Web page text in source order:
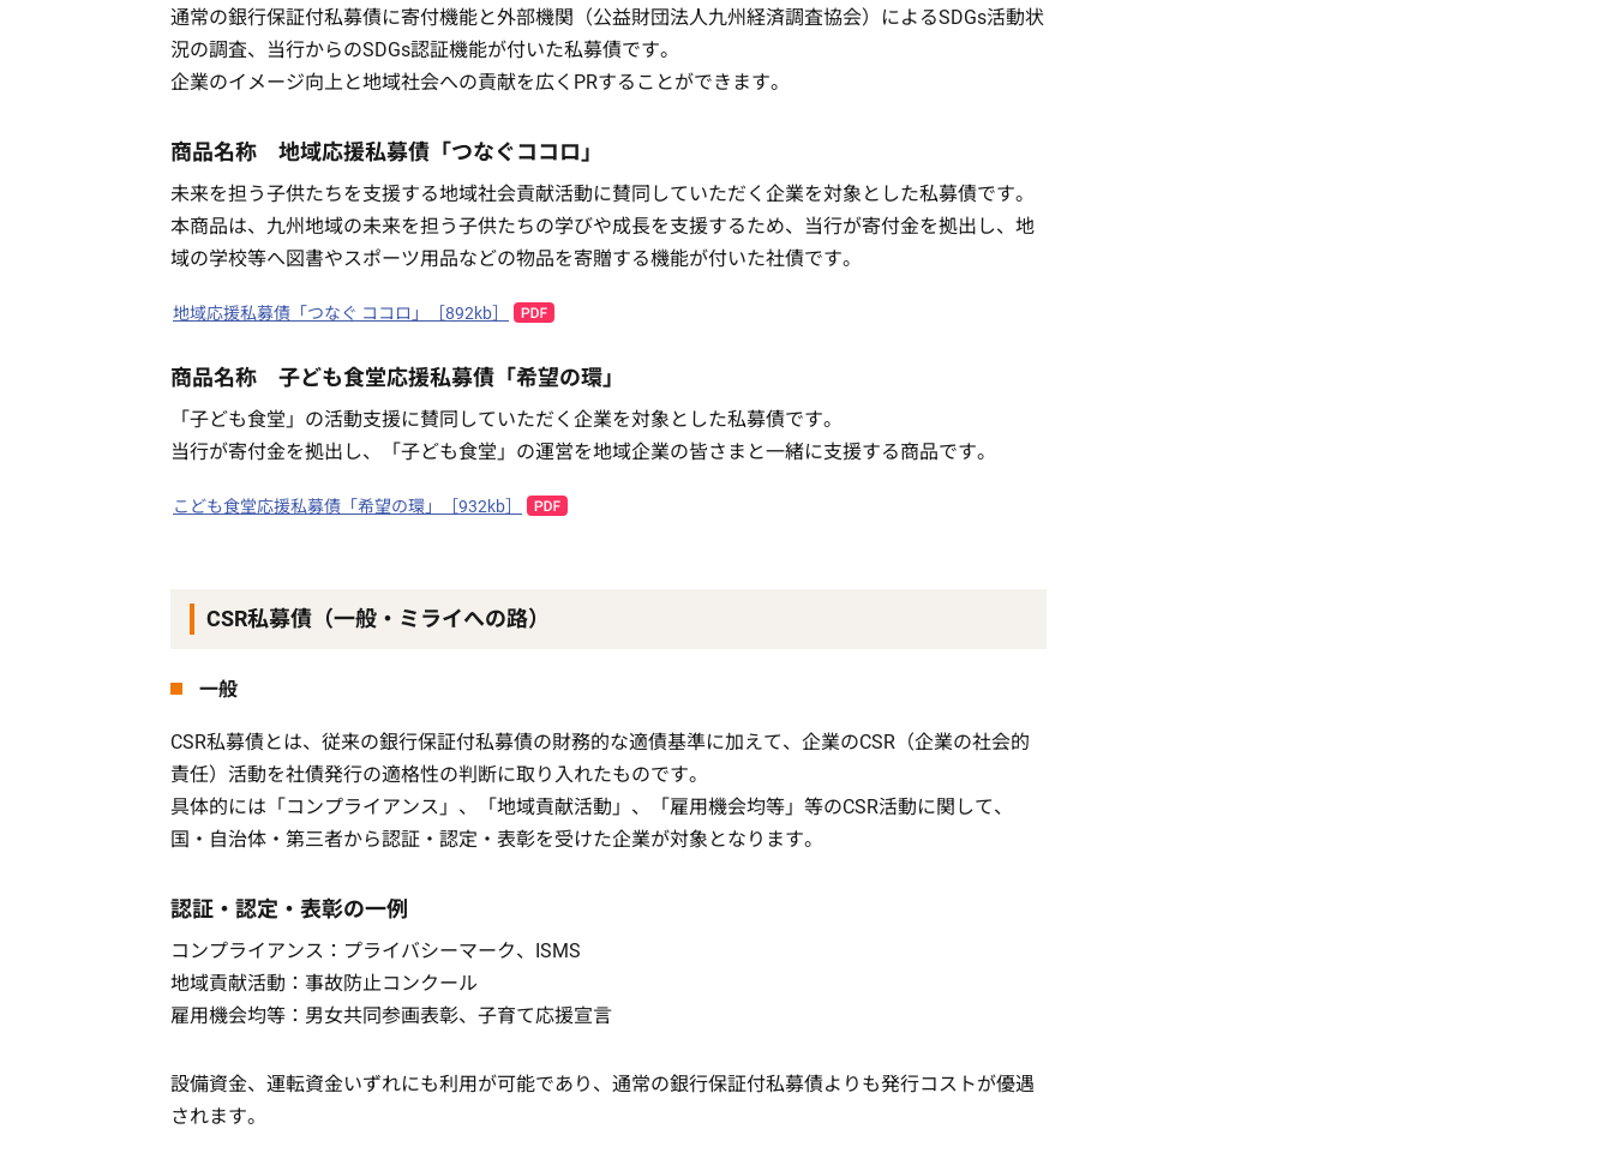
通常の銀行保証付私募債に寄付機能と外部機関（公益財団法人九州経済調査協会）によるSDGs活動状
況の調査、当行からのSDGs認証機能が付いた私募債です。
企業のイメージ向上と地域社会への貢献を広くPRすることができます。
商品名称 地域応援私募債「つなぐココロ」
未来を担う子供たちを支援する地域社会貢献活動に賛同していただく企業を対象とした私募債です。
本商品は、九州地域の未来を担う子供たちの学びや成長を支援するため、当行が寄付金を拠出し、地
域の学校等へ図書やスポーツ用品などの物品を寄贈する機能が付いた社債です。
地域応援私募債「つなぐ ココロ」［892kb］
商品名称 子ども食堂応援私募債「希望の環」
「子ども食堂」の活動支援に賛同していただく企業を対象とした私募債です。
当行が寄付金を拠出し、「子ども食堂」の運営を地域企業の皆さまと一緒に支援する商品です。
こども食堂応援私募債「希望の環」［932kb］
CSR私募債（一般・ミライへの路）
一般
CSR私募債とは、従来の銀行保証付私募債の財務的な適債基準に加えて、企業のCSR（企業の社会的
責任）活動を社債発行の適格性の判断に取り入れたものです。
具体的には「コンプライアンス」、「地域貢献活動」、「雇用機会均等」等のCSR活動に関して、
国・自治体・第三者から認証・認定・表彰を受けた企業が対象となります。
認証・認定・表彰の一例
コンプライアンス：プライバシーマーク、ISMS
地域貢献活動：事故防止コンクール
雇用機会均等：男女共同参画表彰、子育て応援宣言
設備資金、運転資金いずれにも利用が可能であり、通常の銀行保証付私募債よりも発行コストが優遇
されます。